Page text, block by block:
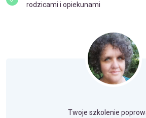
rodzicami i opiekunami
Twoje szkolenie